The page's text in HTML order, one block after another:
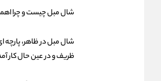
شال مبل چیست و چرا
شال مبل در ظاهر، پارچه‌
ظریف و در عین حال کار